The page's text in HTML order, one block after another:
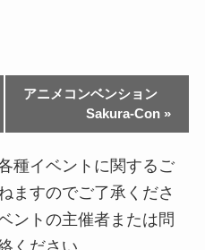
アニメコンベンション
Sakura-Con »
種イベントに関するご
ますのでご了承くださ
ントの主催者または問
ください。